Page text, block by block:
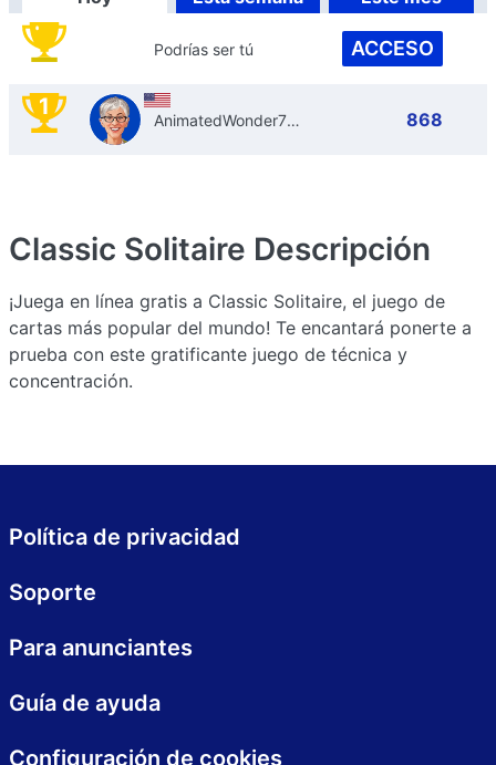
Podrías ser tú ACCESO
1 AnimatedWonder725 868
Classic Solitaire Descripción
¡Juega en línea gratis a Classic Solitaire, el juego de
cartas más popular del mundo! Te encantará ponerte a
prueba con este gratificante juego de técnica y
concentración.
Política de privacidad
Soporte
Para anunciantes
Guía de ayuda
Configuración de cookies